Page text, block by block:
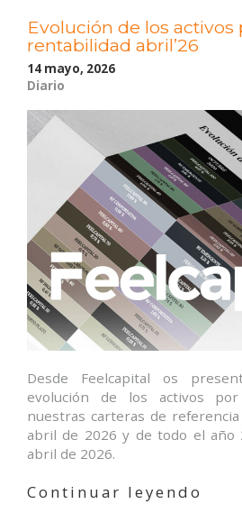
por
Evolución de los activos
rentabilidad abril’26
14 mayo, 2026
Diario
Desde Feelcapital os
evolución de los activos
nuestras carteras de
abril de 2026 y de todo el año
abril de 2026.
Continuar leyendo